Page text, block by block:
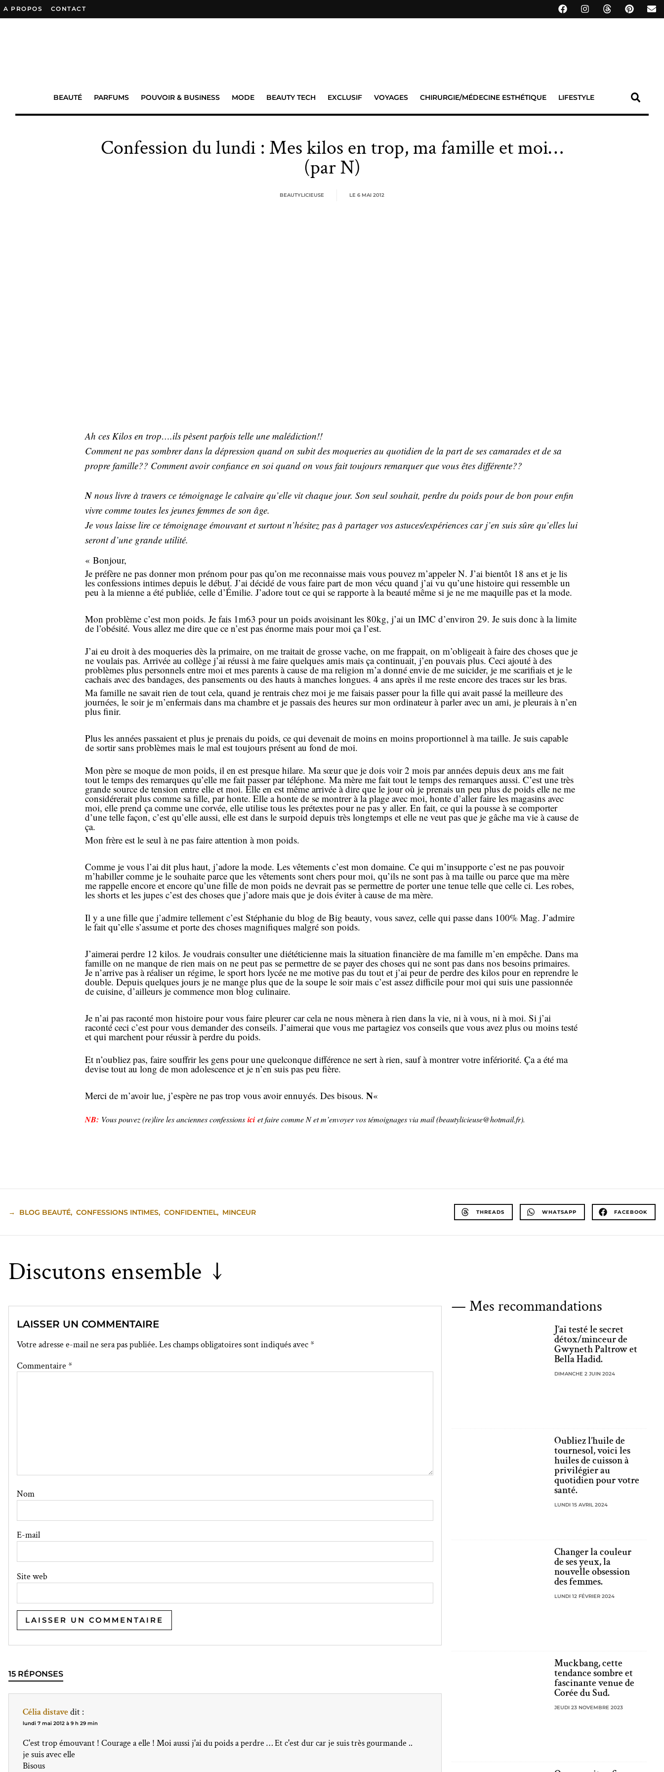
A PROPOS CONTACT
BEAUTÉ PARFUMS POUVOIR & BUSINESS MODE BEAUTY TECH EXCLUSIF VOYAGES CHIRURGIE/MÉDECINE ESTHÉTIQUE LIFESTYLE
Confession du lundi : Mes kilos en trop, ma famille et moi…
(par N)
BEAUTYLICIEUSE LE 6 MAI 2012
Ah ces Kilos en trop….ils pèsent parfois telle une malédiction!!
Comment ne pas sombrer dans la dépression quand on subit des moqueries au quotidien de la part de ses camarades et de sa
propre famille?? Comment avoir confiance en soi quand on vous fait toujours remarquer que vous êtes différente??
Nnous livre à travers ce témoignage le calvaire qu’elle vit chaque jour. Son seul souhait, perdre du poids pour de bon pour enfin
vivre comme toutes les jeunes femmes de son âge.
Je vous laisse lire ce témoignage émouvant et surtout n’hésitez pas à partager vos astuces/expériences car j’en suis sûre qu’elles lui
seront d’une grande utilité.
« Bonjour,
Je préfère ne pas donner mon prénom pour pas qu’on me reconnaisse mais vous pouvez m’appeler N. J’ai bientôt 18 ans et je lis
les confessions intimes depuis le début. J’ai décidé de vous faire part de mon vécu quand j’ai vu qu’une histoire qui ressemble un
peu à la mienne a été publiée, celle d’Émilie. J’adore tout ce qui se rapporte à la beauté même si je ne me maquille pas et la mode.
Mon problème c’est mon poids. Je fais 1m63 pour un poids avoisinant les 80kg, j’ai un IMC d’environ 29. Je suis donc à la limite
de l’obésité. Vous allez me dire que ce n’est pas énorme mais pour moi ça l’est.
J’ai eu droit à des moqueries dès la primaire, on me traitait de grosse vache, on me frappait, on m’obligeait à faire des choses que je
ne voulais pas. Arrivée au collège j’ai réussi à me faire quelques amis mais ça continuait, j’en pouvais plus. Ceci ajouté à des
problèmes plus personnels entre moi et mes parents à cause de ma religion m’a donné envie de me suicider, je me scarifiais et je le
cachais avec des bandages, des pansements ou des hauts à manches longues. 4 ans après il me reste encore des traces sur les bras.
Ma famille ne savait rien de tout cela, quand je rentrais chez moi je me faisais passer pour la fille qui avait passé la meilleure des
journées, le soir je m’enfermais dans ma chambre et je passais des heures sur mon ordinateur à parler avec un ami, je pleurais à n’en
plus finir.
Plus les années passaient et plus je prenais du poids, ce qui devenait de moins en moins proportionnel à ma taille. Je suis capable
de sortir sans problèmes mais le mal est toujours présent au fond de moi.
Mon père se moque de mon poids, il en est presque hilare. Ma sœur que je dois voir 2 mois par années depuis deux ans me fait
tout le temps des remarques qu’elle me fait passer par téléphone. Ma mère me fait tout le temps des remarques aussi. C’est une très
grande source de tension entre elle et moi. Elle en est même arrivée à dire que le jour où je prenais un peu plus de poids elle ne me
considérerait plus comme sa fille, par honte. Elle a honte de se montrer à la plage avec moi, honte d’aller faire les magasins avec
moi, elle prend ça comme une corvée, elle utilise tous les prétextes pour ne pas y aller. En fait, ce qui la pousse à se comporter
d’une telle façon, c’est qu’elle aussi, elle est dans le surpoid depuis très longtemps et elle ne veut pas que je gâche ma vie à cause de
ça.
Mon frère est le seul à ne pas faire attention à mon poids.
Comme je vous l’ai dit plus haut, j’adore la mode. Les vêtements c’est mon domaine. Ce qui m’insupporte c’est ne pas pouvoir
m’habiller comme je le souhaite parce que les vêtements sont chers pour moi, qu’ils ne sont pas à ma taille ou parce que ma mère
me rappelle encore et encore qu’une fille de mon poids ne devrait pas se permettre de porter une tenue telle que celle ci. Les robes,
les shorts et les jupes c’est des choses que j’adore mais que je dois éviter à cause de ma mère.
Il y a une fille que j’admire tellement c’est Stéphanie du blog de Big beauty, vous savez, celle qui passe dans 100% Mag. J’admire
le fait qu’elle s’assume et porte des choses magnifiques malgré son poids.
J’aimerai perdre 12 kilos. Je voudrais consulter une diététicienne mais la situation financière de ma famille m’en empêche. Dans ma
famille on ne manque de rien mais on ne peut pas se permettre de se payer des choses qui ne sont pas dans nos besoins primaires.
Je n’arrive pas à réaliser un régime, le sport hors lycée ne me motive pas du tout et j’ai peur de perdre des kilos pour en reprendre le
double. Depuis quelques jours je ne mange plus que de la soupe le soir mais c’est assez difficile pour moi qui suis une passionnée
de cuisine, d’ailleurs je commence mon blog culinaire.
Je n’ai pas raconté mon histoire pour vous faire pleurer car cela ne nous mènera à rien dans la vie, ni à vous, ni à moi. Si j’ai
raconté ceci c’est pour vous demander des conseils. J’aimerai que vous me partagiez vos conseils que vous avez plus ou moins testé
et qui marchent pour réussir à perdre du poids.
Et n’oubliez pas, faire souffrir les gens pour une quelconque différence ne sert à rien, sauf à montrer votre infériorité. Ça a été ma
devise tout au long de mon adolescence et je n’en suis pas peu fière.
Merci de m’avoir lue, j’espère ne pas trop vous avoir ennuyés. Des bisous. N«
NB: Vous pouvez (re)lire les anciennes confessions ici et faire comme N et m’envoyer vos témoignages via mail (beautylicieuse@hotmail.fr).
→ BLOG BEAUTÉ, CONFESSIONS INTIMES, CONFIDENTIEL, MINCEUR THREADS WHATSAPP FACEBOOK
Discutons ensemble ↓
LAISSER UN COMMENTAIRE
Votre adresse e-mail ne sera pas publiée. Les champs obligatoires sont indiqués avec*
Commentaire *
Nom
E-mail
Site web
15 RÉPONSES
Célia distavedit :
lundi 7 mai 2012 à 9 h 29 min
C'est trop émouvant ! Courage a elle ! Moi aussi j'ai du poids a perdre … Et c'est dur car je suis très gourmande ..
je suis avec elle
Bisous
— Mes recommandations
J’ai testé le secret
détox/minceur de
Gwyneth Paltrow et
Bella Hadid.
DIMANCHE 2 JUIN 2024
Oubliez l’huile de
tournesol, voici les
huiles de cuisson à
privilégier au
quotidien pour votre
santé.
LUNDI 15 AVRIL 2024
Changer la couleur
de ses yeux, la
nouvelle obsession
des femmes.
LUNDI 12 FÉVRIER 2024
Muckbang, cette
tendance sombre et
fascinante venue de
Corée du Sud.
JEUDI 23 NOVEMBRE 2023